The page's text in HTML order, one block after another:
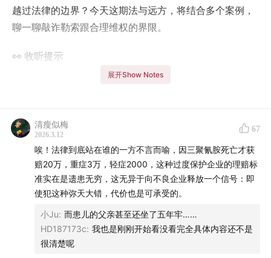
越过法律的边界？今天这期法与远方，将结合多个案例，
聊一聊敲诈勒索跟合理维权的界限。
👀 收听提示
什么情况算敲诈勒索？
陈某威胁删帖事件
基本案情
什么情况下，威胁要举报会被认定为敲诈勒索
展开Show Notes
清瘦似梅
2026.3.12
67
唉！法律到底站在谁的一方不言而喻，因三聚氰胺死亡才获
赔20万，重症3万，轻症2000，这种过度保护企业的理赔标
准实在是遗患无穷，这无异于向不良企业释放一个信号：即
使犯这种弥天大错，代价也是可承受的。
小Ju: 而患儿的父亲甚至还坐了五年牢……
HD187173c: 我也是刚刚开始看没看完全具体内容还不是
很清楚呢